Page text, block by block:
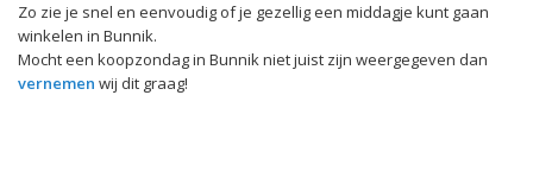
Zo zie je snel en eenvoudig of je gezellig een middagje kunt gaan
winkelen in Bunnik.
Mocht een koopzondag in Bunnik niet juist zijn weergegeven dan
vernemen wij dit graag!